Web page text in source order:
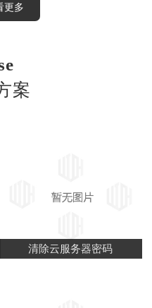
更多
案
清除云服务器密码